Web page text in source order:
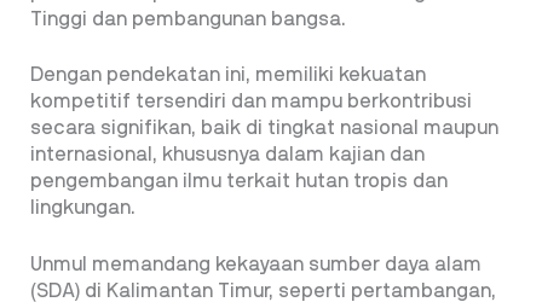
Tinggi dan pembangunan bangsa.
Dengan pendekatan ini, memiliki kekuatan
kompetitif tersendiri dan mampu berkontribusi
secara signifikan, baik di tingkat nasional maupun
internasional, khususnya dalam kajian dan
pengembangan ilmu terkait hutan tropis dan
lingkungan.
Unmul memandang kekayaan sumber daya alam
(SDA) di Kalimantan Timur, seperti pertambangan,